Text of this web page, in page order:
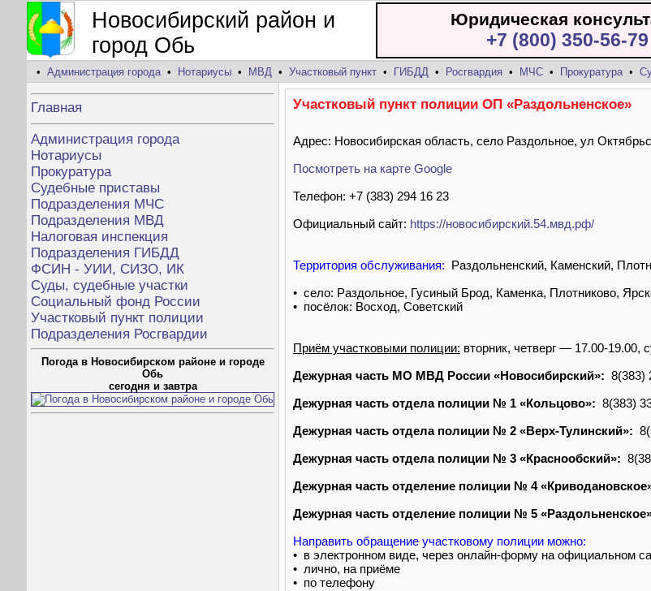
Новосибирский район и
город Обь
Юридическая
+7 (800) 350-56-79
• Администрация города• Нотариусы • МВД • Участковый пункт • ГИБДД • Росгвардия • МЧС • Прокуратура•
Главная
Администрация города
Нотариусы
Прокуратура
Судебные приставы
Подразделения МЧС
Подразделения МВД
Налоговая инспекция
Подразделения ГИБДД
ФСИН - УИИ, СИЗО, ИК
Суды, судебные участки
Социальный фонд России
Участковый пункт полиции
Подразделения Росгвардии
Погода в Новосибирском районе и городе
Обь
сегодня и завтра
Участковый пункт полиции ОП «Раздольненское»
Адрес: Новосибирская область, село Раздольное, ул
Посмотреть на карте Google
Телефон: +7 (383) 294 16 23
Официальный сайт: https://новосибирский.54.мвд.рф/
Территория обслуживания: Раздольненский, Каменский,
• село: Раздольное, Гусиный Брод, Каменка, Плотниково,
• посёлок: Восход, Советский
Приём участковыми полиции: вторник, четверг — 17.00-19.00,
Дежурная часть МО МВД России «Новосибирский»: 8(383)
Дежурная часть отдела полиции № 1 «Кольцово»: 8(383)
Дежурная часть отдела полиции № 2 «Верх-Тулинский»:
Дежурная часть отдела полиции № 3 «Краснообский»:
Дежурная часть отделение полиции № 4
Дежурная часть отделение полиции № 5
Направить обращение участковому полиции можно:
• в электронном виде, через онлайн-форму на официальном
• лично, на приёме
• по телефону